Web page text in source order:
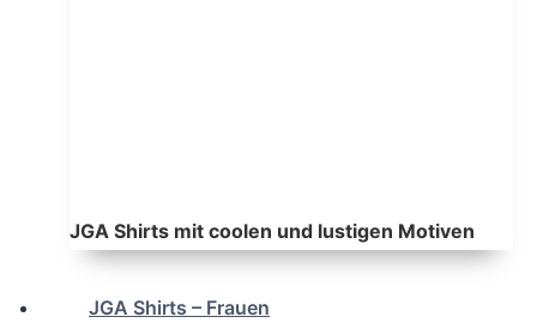
JGA Shirts mit coolen und lustigen Motiven
JGA Shirts – Frauen